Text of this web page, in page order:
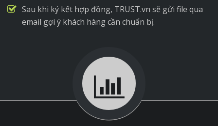
Sau khi ký kết hợp đồng, TRUST.vn sẽ gửi file qua
email gợi ý khách hàng cần chuẩn bị.